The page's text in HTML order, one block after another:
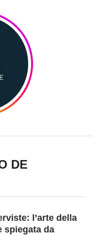
DE
l’arte della
spiegata da